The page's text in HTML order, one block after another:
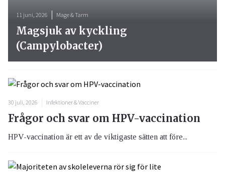
30 juli, 2026 Infektioner & Vacciner
Frågor och svar om HPV-vaccination
HPV-vaccination är ett av de viktigaste sätten att före...
11 juni, 2026 Mage & Tarm
Magsjuk av kyckling
(Campylobacter)